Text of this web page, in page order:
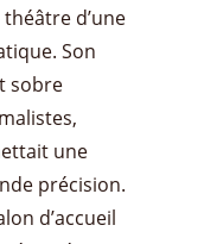
d’une
Son
sobre
une
précision.
d’accueil